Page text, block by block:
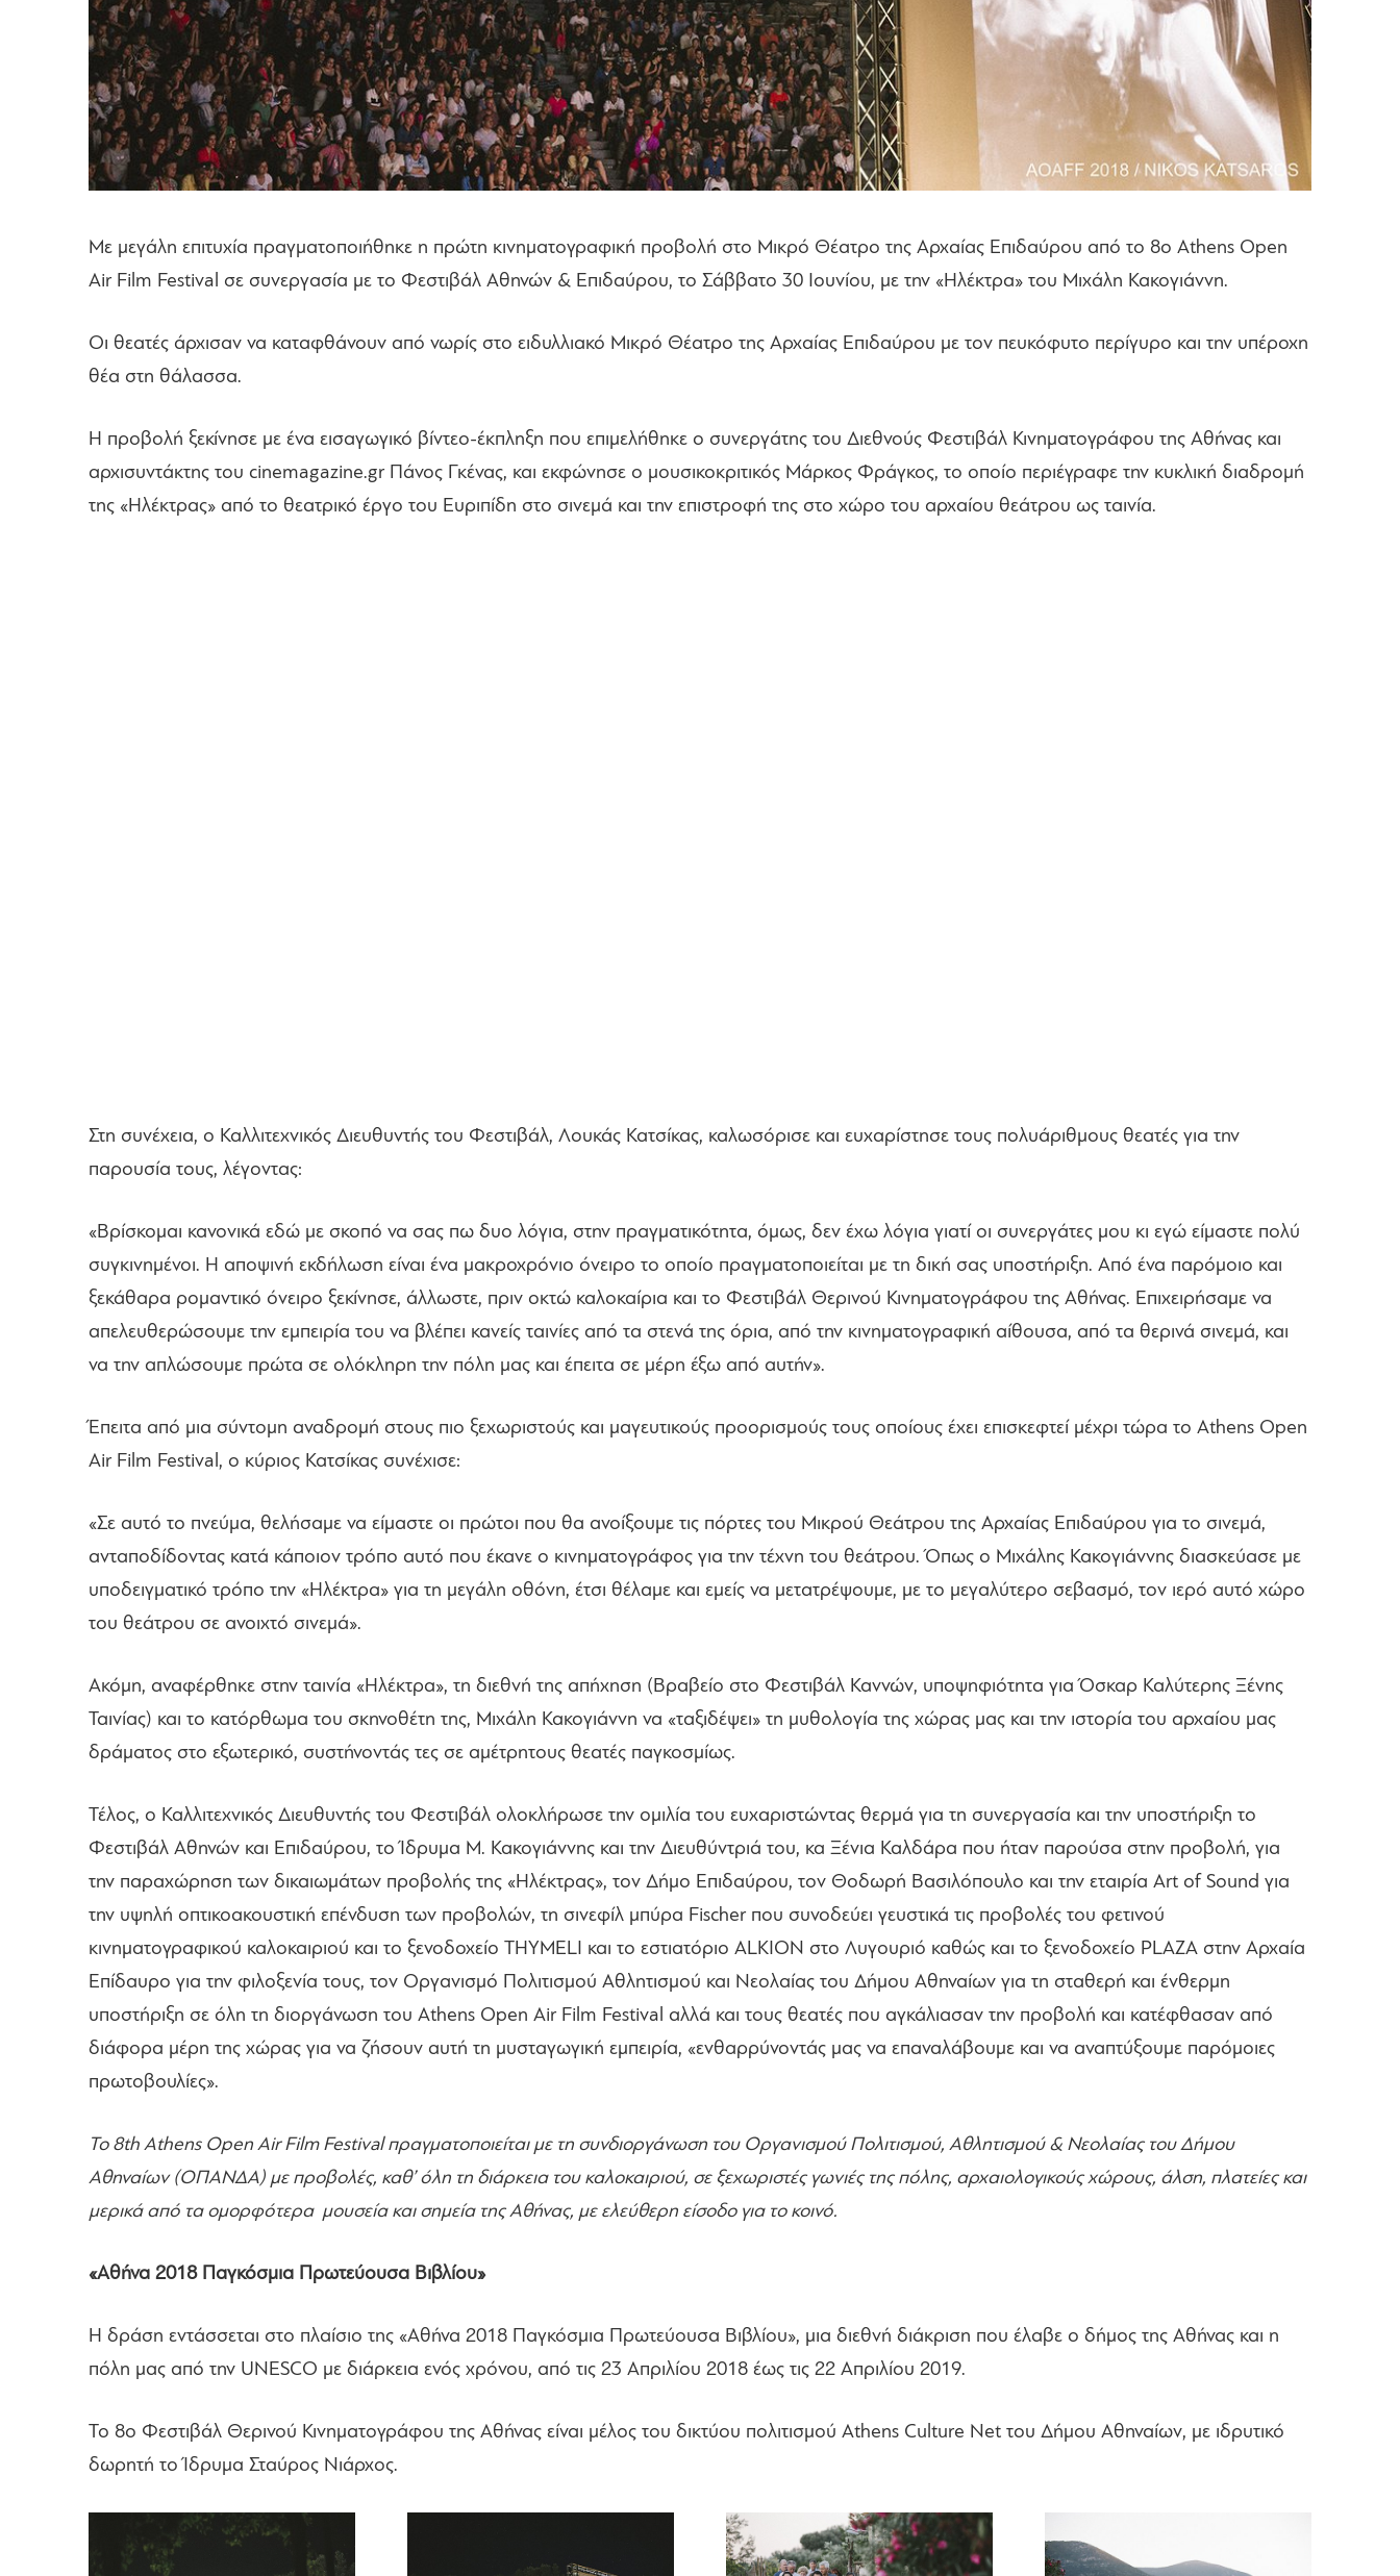
Με μεγάλη επιτυχία πραγματοποιήθηκε η πρώτη κινηματογραφική προβολή στο Μικρό Θέατρο της Αρχαίας Επιδαύρου από το 8ο Αthens Open
Air Film Festival σε συνεργασία με το Φεστιβάλ Αθηνών & Επιδαύρου, το Σάββατο 30 Ιουνίου, με την «Ηλέκτρα» του Μιχάλη Κακογιάννη.
Οι θεατές άρχισαν να καταφθάνουν από νωρίς στο ειδυλλιακό Μικρό Θέατρο της Αρχαίας Επιδαύρου με τον πευκόφυτο περίγυρο και την υπέροχη
θέα στη θάλασσα.
Η προβολή ξεκίνησε με ένα εισαγωγικό βίντεο-έκπληξη που επιμελήθηκε ο συνεργάτης του Διεθνούς Φεστιβάλ Κινηματογράφου της Αθήνας και
αρχισυντάκτης του cinemagazine.gr Πάνος Γκένας, και εκφώνησε ο μουσικοκριτικός Μάρκος Φράγκος, το οποίο περιέγραφε την κυκλική διαδρομή
της «Ηλέκτρας» από το θεατρικό έργο του Ευριπίδη στο σινεμά και την επιστροφή της στο χώρο του αρχαίου θεάτρου ως ταινία.
Στη συνέχεια, ο Καλλιτεχνικός Διευθυντής του Φεστιβάλ, Λουκάς Κατσίκας, καλωσόρισε και ευχαρίστησε τους πολυάριθμους θεατές για την
παρουσία τους, λέγοντας:
«Βρίσκομαι κανονικά εδώ με σκοπό να σας πω δυο λόγια, στην πραγματικότητα, όμως, δεν έχω λόγια γιατί οι συνεργάτες μου κι εγώ είμαστε πολύ
συγκινημένοι. Η αποψινή εκδήλωση είναι ένα μακροχρόνιο όνειρο το οποίο πραγματοποιείται με τη δική σας υποστήριξη. Από ένα παρόμοιο και
ξεκάθαρα ρομαντικό όνειρο ξεκίνησε, άλλωστε, πριν οκτώ καλοκαίρια και το Φεστιβάλ Θερινού Κινηματογράφου της Αθήνας. Επιχειρήσαμε να
απελευθερώσουμε την εμπειρία του να βλέπει κανείς ταινίες από τα στενά της όρια, από την κινηματογραφική αίθουσα, από τα θερινά σινεμά, και
να την απλώσουμε πρώτα σε ολόκληρη την πόλη μας και έπειτα σε μέρη έξω από αυτήν».
Έπειτα από μια σύντομη αναδρομή στους πιο ξεχωριστούς και μαγευτικούς προορισμούς τους οποίους έχει επισκεφτεί μέχρι τώρα το Athens Open
Air Film Festival, ο κύριος Κατσίκας συνέχισε:
«Σε αυτό το πνεύμα, θελήσαμε να είμαστε οι πρώτοι που θα ανοίξουμε τις πόρτες του Μικρού Θεάτρου της Αρχαίας Επιδαύρου για το σινεμά,
ανταποδίδοντας κατά κάποιον τρόπο αυτό που έκανε ο κινηματογράφος για την τέχνη του θεάτρου. Όπως ο Μιχάλης Κακογιάννης διασκεύασε με
υποδειγματικό τρόπο την «Ηλέκτρα» για τη μεγάλη οθόνη, έτσι θέλαμε και εμείς να μετατρέψουμε, με το μεγαλύτερο σεβασμό, τον ιερό αυτό χώρο
του θεάτρου σε ανοιχτό σινεμά».
Ακόμη, αναφέρθηκε στην ταινία «Ηλέκτρα», τη διεθνή της απήχηση (Βραβείο στο Φεστιβάλ Καννών, υποψηφιότητα για Όσκαρ Καλύτερης Ξένης
Ταινίας) και το κατόρθωμα του σκηνοθέτη της, Μιχάλη Κακογιάννη να «ταξιδέψει» τη μυθολογία της χώρας μας και την ιστορία του αρχαίου μας
δράματος στο εξωτερικό, συστήνοντάς τες σε αμέτρητους θεατές παγκοσμίως.
Τέλος, ο Καλλιτεχνικός Διευθυντής του Φεστιβάλ ολοκλήρωσε την ομιλία του ευχαριστώντας θερμά για τη συνεργασία και την υποστήριξη το
Φεστιβάλ Αθηνών και Επιδαύρου, το Ίδρυμα Μ. Κακογιάννης και την Διευθύντριά του, κα Ξένια Καλδάρα που ήταν παρούσα στην προβολή, για
την παραχώρηση των δικαιωμάτων προβολής της «Ηλέκτρας», τον Δήμο Επιδαύρου, τον Θοδωρή Βασιλόπουλο και την εταιρία Art of Sound για
την υψηλή οπτικοακουστική επένδυση των προβολών, τη σινεφίλ μπύρα Fischer που συνοδεύει γευστικά τις προβολές του φετινού
κινηματογραφικού καλοκαιριού και το ξενοδοχείο THYMELI και το εστιατόριο ALKION στο Λυγουριό καθώς και το ξενοδοχείο PLAZA στην Αρχαία
Επίδαυρο για την φιλοξενία τους, τον Οργανισμό Πολιτισμού Αθλητισμού και Νεολαίας του Δήμου Αθηναίων για τη σταθερή και ένθερμη
υποστήριξη σε όλη τη διοργάνωση του Athens Open Air Film Festival αλλά και τους θεατές που αγκάλιασαν την προβολή και κατέφθασαν από
διάφορα μέρη της χώρας για να ζήσουν αυτή τη μυσταγωγική εμπειρία, «ενθαρρύνοντάς μας να επαναλάβουμε και να αναπτύξουμε παρόμοιες
πρωτοβουλίες».
Το 8th Athens Open Air Film Festival πραγματοποιείται με τη συνδιοργάνωση του Οργανισμού Πολιτισμού, Αθλητισμού & Νεολαίας του Δήμου
Αθηναίων (ΟΠΑΝΔΑ) με προβολές, καθ’ όλη τη διάρκεια του καλοκαιριού, σε ξεχωριστές γωνιές της πόλης, αρχαιολογικούς χώρους, άλση, πλατείες και
μερικά από τα ομορφότερα μουσεία και σημεία της Αθήνας, με ελεύθερη είσοδο για το κοινό.
«Αθήνα 2018 Παγκόσμια Πρωτεύουσα Βιβλίου»
Η δράση εντάσσεται στο πλαίσιο της «Αθήνα 2018 Παγκόσμια Πρωτεύουσα Βιβλίου», μια διεθνή διάκριση που έλαβε ο δήμος της Αθήνας και η
πόλη μας από την UNESCO με διάρκεια ενός χρόνου, από τις 23 Απριλίου 2018 έως τις 22 Απριλίου 2019.
Το 8ο Φεστιβάλ Θερινού Κινηματογράφου της Αθήνας είναι μέλος του δικτύου πολιτισμού Athens Culture Net του Δήμου Αθηναίων, με ιδρυτικό
δωρητή το Ίδρυμα Σταύρος Νιάρχος.